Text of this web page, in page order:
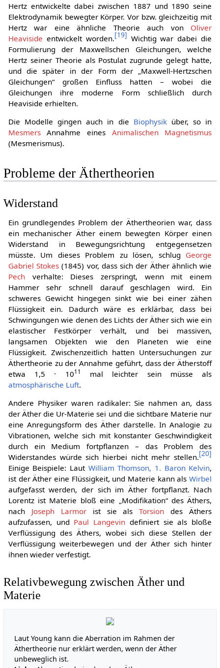
Hertz entwickelte dabei zwischen 1887 und 1890 seine
Elektrodynamik bewegter Körper. Vor bzw. gleichzeitig mit
Hertz war eine ähnliche Theorie auch von Oliver
Heaviside entwickelt worden.[19] Wichtig war dabei die
Formulierung der Maxwellschen Gleichungen, welche
Hertz seiner Theorie als Postulat zugrunde gelegt hatte,
und die später in der Form der „Maxwell-Hertzschen
Gleichungen“ großen Einfluss hatten – wobei die
Gleichungen ihre moderne Form schließlich durch
Heaviside erhielten.
Die Modelle gingen auch in die Biophysiküber, so in
MesmersAnnahme eines Animalischen Magnetismus
(Mesmerismus).
Probleme der Äthertheorien
Widerstand
Ein grundlegendes Problem der Äthertheorien war, dass
ein mechanischer Äther einem bewegten Körper einen
Widerstand in Bewegungsrichtung entgegensetzen
müsste. Um dieses Problem zu lösen, schlug George
Gabriel Stokes (1845) vor, dass sich der Äther ähnlich wie
Pechverhalte: Dieses zerspringt, wenn mit einem
Hammer sehr schnell darauf geschlagen wird. Ein
schweres Gewicht hingegen sinkt wie bei einer zähen
Flüssigkeit ein. Dadurch wäre es erklärbar, dass bei
Schwingungen wie denen des Lichts der Äther sich wie ein
elastischer Festkörper verhält, und bei massiven,
langsamen Objekten wie den Planeten wie eine
Flüssigkeit. Zwischenzeitlich hatten Untersuchungen zur
Äthertheorie zu der Annahme geführt, dass der Ätherstoff
etwa 1,5 · 1011
mal leichter sein müsse als
atmosphärische Luft.
Andere Physiker waren radikaler: Sie nahmen an, dass
der Äther die Ur-Materie sei und die sichtbare Materie nur
eine Anregungsform des Äther darstelle. In Analogie zu
Vibrationen, welche sich mit konstanter Geschwindigkeit
durch ein Medium fortpflanzen – das Problem des
Widerstandes würde sich hierbei nicht mehr stellen.[20]
Einige Beispiele: Laut William Thomson, 1. Baron Kelvin,
ist der Äther eine Flüssigkeit, und Materie kann alsWirbel
aufgefasst werden, der sich im Äther fortpflanzt. Nach
Lorentz ist Materie bloß eine „Modifikation“ des Äthers,
nach Joseph Larmorist sie alsTorsion des Äthers
aufzufassen, und Paul Langevin definiert sie als bloße
Verflüssigung des Äthers, wobei sich diese Stellen der
Verflüssigung weiterbewegen und der Äther sich hinter
ihnen wieder verfestigt.
Relativbewegung zwischen Äther und
Materie
Laut Young kann die Aberration im Rahmen der
Äther­theorie nur erklärt werden, wenn der Äther
unbeweglich ist.